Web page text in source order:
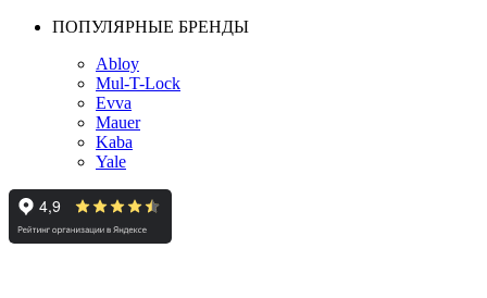
ПОПУЛЯРНЫЕ БРЕНДЫ
Abloy
Mul-T-Lock
Evva
Mauer
Kaba
Yale